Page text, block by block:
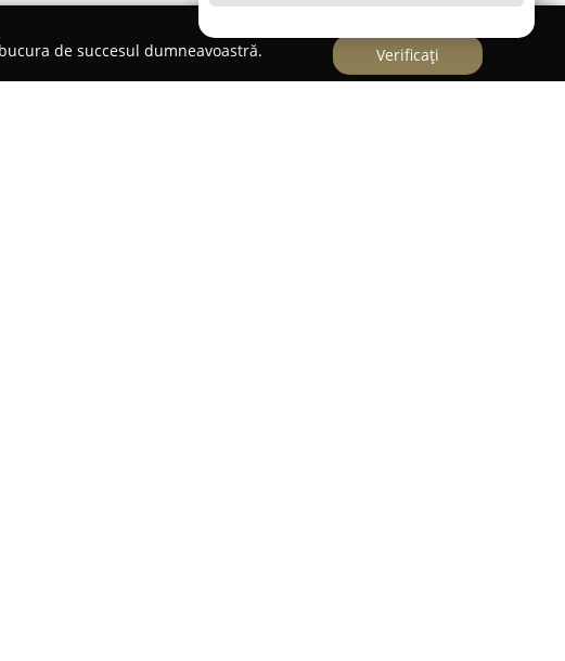
de succesul dumneavoastră.
Verificați